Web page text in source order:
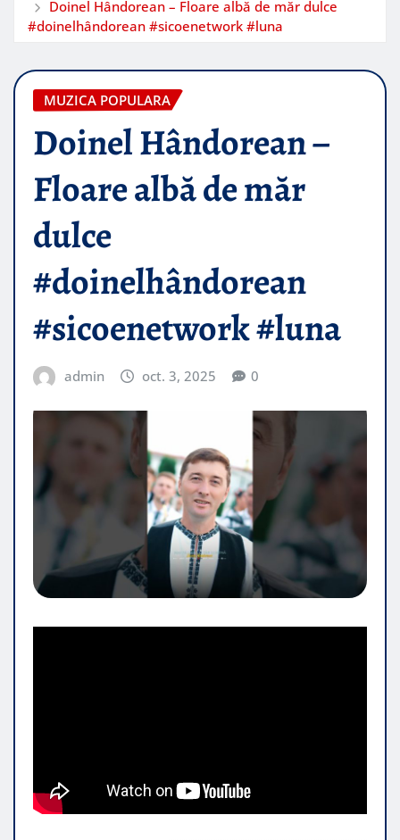
Doinel Hândorean – Floare albă de măr dulce
#doinelhândorean #sicoenetwork #luna
MUZICA POPULARA
Doinel Hândorean –
Floare albă de măr
dulce
#doinelhândorean
#sicoenetwork #luna
admin oct. 3, 2025 0